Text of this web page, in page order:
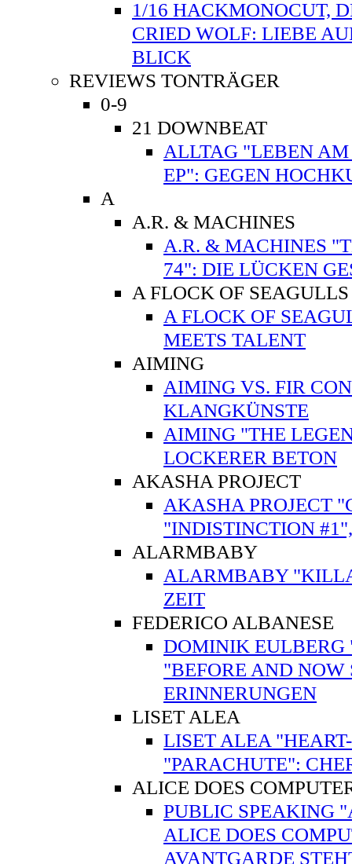
1/16 HACKMONOCUT,
CRIED WOLF: LIEBE
BLICK
REVIEWS TONTRÄGER
0-9
21 DOWNBEAT
ALLTAG "LEBEN AM
EP": GEGEN
A
A.R. & MACHINES
A.R. & MACHINES
74": DIE LÜCKEN
A FLOCK OF SEAGULLS
A FLOCK OF
MEETS TALENT
AIMING
AIMING VS. FIR
KLANGKÜNSTE
AIMING "THE
LOCKERER BETON
AKASHA PROJECT
AKASHA PROJECT
"INDISTINCTION
ALARMBABY
ALARMBABY
ZEIT
FEDERICO ALBANESE
DOMINIK EULBERG
"BEFORE AND
ERINNERUNGEN
LISET ALEA
LISET ALEA
"PARACHUTE":
ALICE DOES
PUBLIC SPEAKING
ALICE DOES
AVANTGARDE